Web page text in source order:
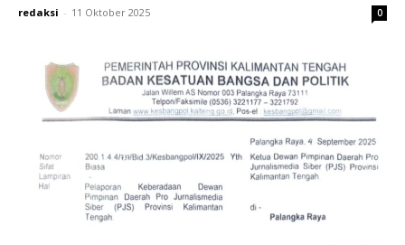
redaksi - 11 Oktober 2025 0